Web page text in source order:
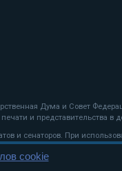
Дума и Совет
и представительства в
и сенаторов. При
cookie